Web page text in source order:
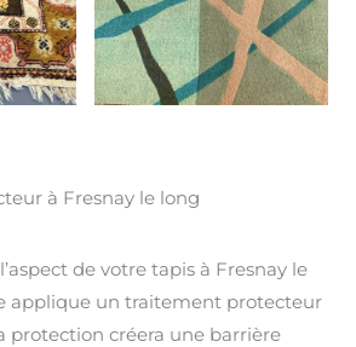
à Fresnay le long
de votre tapis à Fresnay le
applique un traitement protecteur
protection créera une barrière